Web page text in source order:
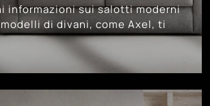
informazioni sui salotti moderni
modelli di divani, come Axel, ti